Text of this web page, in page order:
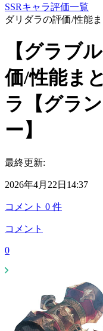
SSRキャラ評価一覧
ダリダラの評価/性能
【グラブ
価/性能ま
ラ【グラ
ー】
最終更新:
2026年4月22日14:37
コメント 0 件
コメント
0